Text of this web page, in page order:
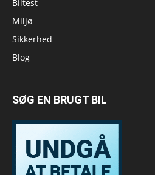
Biltest
Miljø
Sikkerhed
Blog
SØG EN BRUGT BIL